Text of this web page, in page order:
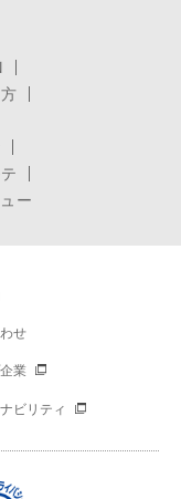
ー
せ
業
ビリティ